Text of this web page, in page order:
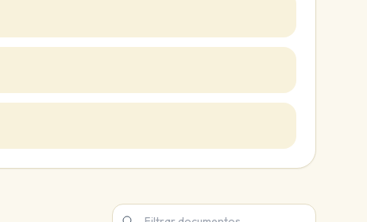
Filtrar documentos de esta subseccion